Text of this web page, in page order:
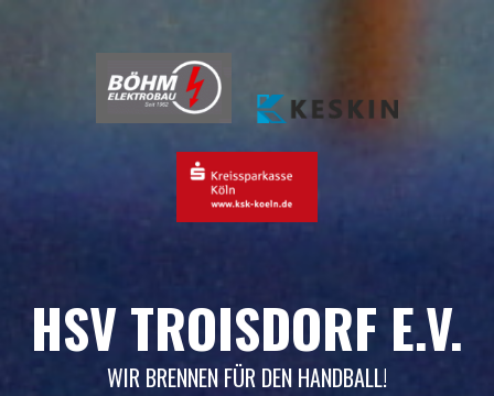
HSV TROISDORF E.V.
WIR BRENNEN FÜR DEN HANDBALL!